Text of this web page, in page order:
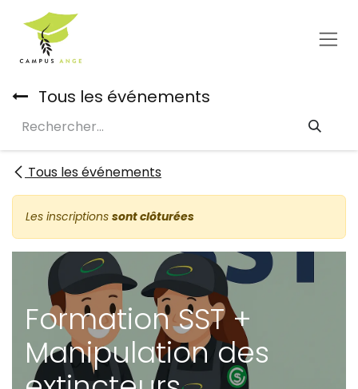
Se rendre au contenu
Tous les événements
Tous les événements
Les inscriptions sont clôturées
Formation SST +
Manipulation des